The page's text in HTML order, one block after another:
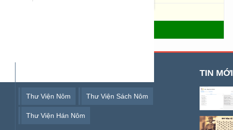
Thư Viện Nôm Thư Viện Sách Nôm
Thư Viện Hán Nôm
TIN MỚI